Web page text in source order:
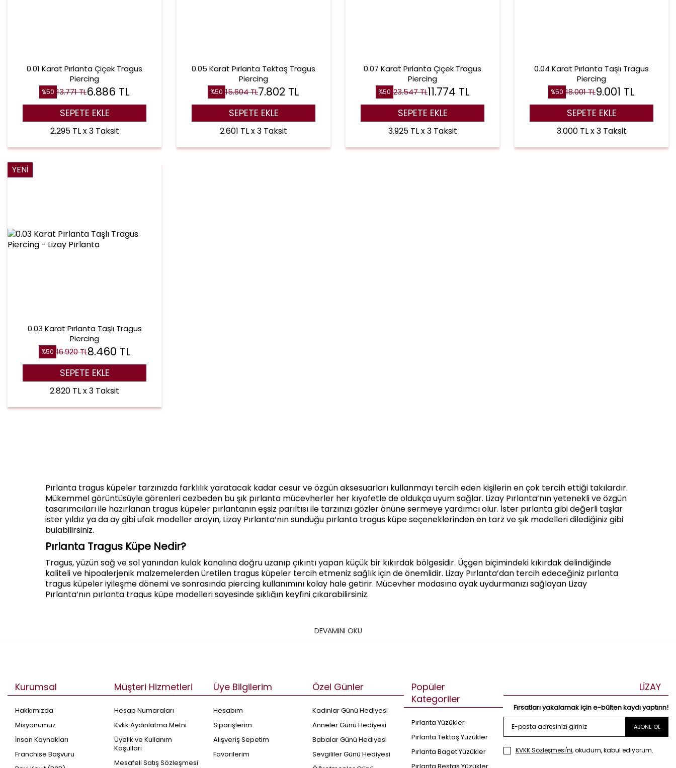
0.01 Karat Pırlanta Çiçek Tragus
Piercing
%50 13.771TL6.886 TL
SEPETE EKLE
2.295 TL x 3 Taksit
0.05 Karat Pırlanta Tektaş Tragus
Piercing
%50 15.604TL7.802 TL
SEPETE EKLE
2.601 TL x 3 Taksit
0.07 Karat Pırlanta Çiçek Tragus
Piercing
%50 23.547TL11.774 TL
SEPETE EKLE
3.925 TL x 3 Taksit
0.04 Karat Pırlanta Taşlı Tragus
Piercing
%50 18.001TL9.001 TL
SEPETE EKLE
3.000 TL x 3 Taksit
YENI
0.03 Karat Pırlanta Taşlı Tragus
Piercing
%50 16.920TL8.460 TL
SEPETE EKLE
2.820 TL x 3 Taksit
Pırlanta tragus küpeler tarzınızda farklılık yaratacak kadar cesur ve özgün aksesuarları kullanmayı tercih eden kişilerin en çok tercih ettiği takılardır.
Mükemmel görüntüsüyle görenleri cezbeden bu şık pırlanta mücevherler her kıyafetle de oldukça uyum sağlar. Lizay Pırlanta’nın yetenekli ve özgün
tasarımcıları ile hazırlanan tragus küpeler pırlantanın eşsiz parıltısı ile tarzınızı gözler önüne sermeye yardımcı olur. İster pırlanta gibi değerli taşlar
ister yıldız ya da ay gibi ufak modeller arayın, Lizay Pırlanta’nın sunduğu pırlanta tragus küpe seçeneklerinden en tarz ve şık modelleri dilediğiniz gibi
bulabilirsiniz.
Pırlanta Tragus Küpe Nedir?
Tragus, yüzün sağ ve sol yanından kulak kanalına doğru uzanıp çıkıntı yapan küçük bir kıkırdak bölgesidir. Üçgen biçimindeki kıkırdak delindiğinde
kaliteli ve hipoalerjenik malzemelerden üretilen tragus küpeler tercih etmeniz sağlık için de önemlidir. Lizay Pırlanta’dan tercih edeceğiniz pırlanta
tragus küpeler iyileşme dönemi ve sonrasında piercing kullanımını kolay hale getirir. Mücevher modasına ayak uydurmanızı sağlayan Lizay
Pırlanta’nın pırlanta tragus küpe modelleri sayesinde şıklığın keyfini çıkarabilirsiniz.
Tragus pırlanta küpe modelleri, minimal tarzı sayesinde üst üste takabileceğinizküpe
Pırlanta çiçek tragus küpe
Pırlanta göz tragus küpe
Pırlanta yıldız tragus küpe
Pırlanta Beş Taşlı Tragus Küpe Modelleri
Beş taşlı tragus küpeler, en çok tercih edilen ve kullanışlı seçeneklerden biri olarak karşınıza çıkar. Beş taşlı tragus küpeler, bu hassas bölgede
kullanımı kolaylaştırabilmek için döndürerek sabitlenen minik bir başlık görünümünde yapılmıştır. Bu tasarım, rahat bir şekilde kıkırdak küpelerini
DEVAMINI OKU
Kurumsal
Hakkımızda
Misyonumuz
İnsan Kaynakları
Franchise Başvuru
Müşteri Hizmetleri
Hesap Numaraları
Kvkk Aydınlatma Metni
Üyelik ve Kullanım
Koşulları
Mesafeli Satış Sözleşmesi
Üye Bilgilerim
Hesabım
Siparişlerim
Alışveriş Sepetim
Favorilerim
Özel Günler
Kadınlar Günü Hediyesi
Anneler Günü Hediyesi
Babalar Günü Hediyesi
Sevgililer Günü Hediyesi
Popüler
Kategoriler
Pırlanta Yüzükler
Pırlanta Tektaş Yüzükler
Pırlanta Baget Yüzükler
LİZAY
Fırsatları yakalamak için e-bülten kaydı yaptırın!
ABONE OL
KVKK Sözleşmesi'ni, okudum, kabul ediyorum.